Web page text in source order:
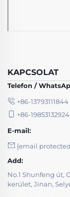
KAPCSOLAT
Telefon /
+86-13793111844
+86-19853132924
E-mail:
[email
Add:
No.1 Shunfeng út,
kerület, Jinan,